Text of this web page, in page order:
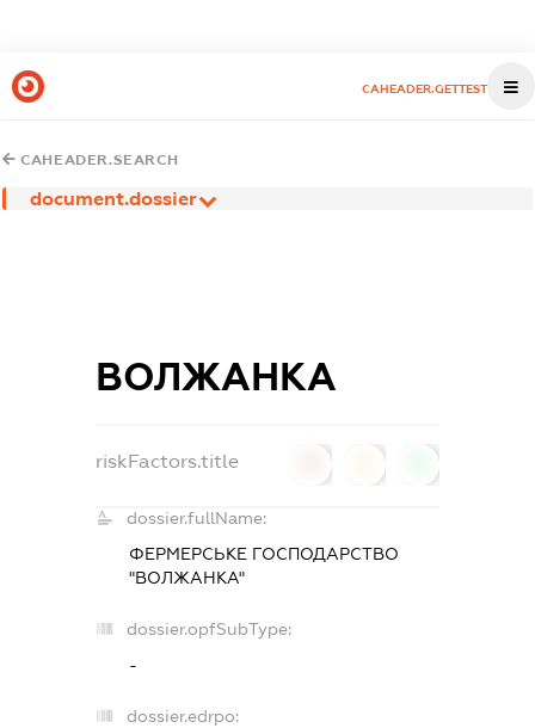
CAHEADER.GETTEST
CAHEADER.SEARCH
document.dossier
ВОЛЖАНКА
riskFactors.title
dossier.fullName:
ФЕРМЕРСЬКЕ ГОСПОДАРСТВО
"ВОЛЖАНКА"
dossier.opfSubType:
-
dossier.edrpo: